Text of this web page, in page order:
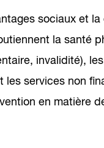
sociaux et
la santé
invalidité),
les services non
en matière